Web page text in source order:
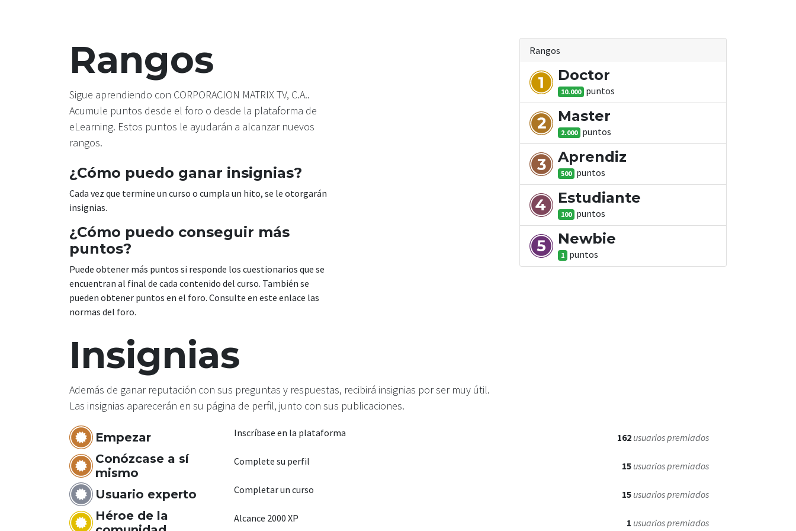
Rangos
Sigue aprendiendo con CORPORACION MATRIX TV, C.A..
Acumule puntos desde el foro o desde la plataforma de
eLearning. Estos puntos le ayudarán a alcanzar nuevos
rangos.
¿Cómo puedo ganar insignias?
Cada vez que termine un curso o cumpla un hito, se le otorgarán
insignias.
¿Cómo puedo conseguir más
puntos?
Puede obtener más puntos si responde los cuestionarios que se
encuentran al final de cada contenido del curso. También se
pueden obtener puntos en el foro. Consulte en este enlace las
normas del foro.
Rangos
Doctor
10.000 puntos
Master
2.000 puntos
Aprendiz
500 puntos
Estudiante
100 puntos
Newbie
1 puntos
Insignias
Además de ganar reputación con sus preguntas y respuestas, recibirá insignias por ser muy útil.
Las insignias aparecerán en su página de perfil, junto con sus publicaciones.
Empezar Inscríbase en la plataforma 162 usuarios premiados
Conózcase a sí
mismo
Complete su perfil 15 usuarios premiados
Usuario experto Completar un curso 15 usuarios premiados
Héroe de la
Alcance 2000 XP 1 usuarios premiados